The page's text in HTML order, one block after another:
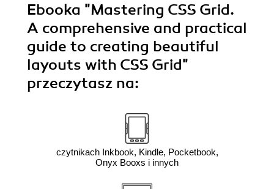
Ebooka "Mastering CSS Grid.
A comprehensive and practical
guide to creating beautiful
layouts with CSS Grid"
przeczytasz na:
czytnikach Inkbook, Kindle, Pocketbook,
Onyx Booxs i innych